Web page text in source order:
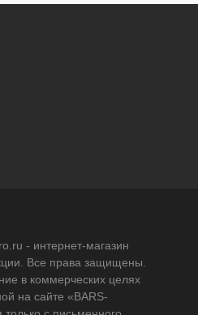
- интернет-магазин
Все права защищены.
в коммерческих целях
на сайте «BARS-